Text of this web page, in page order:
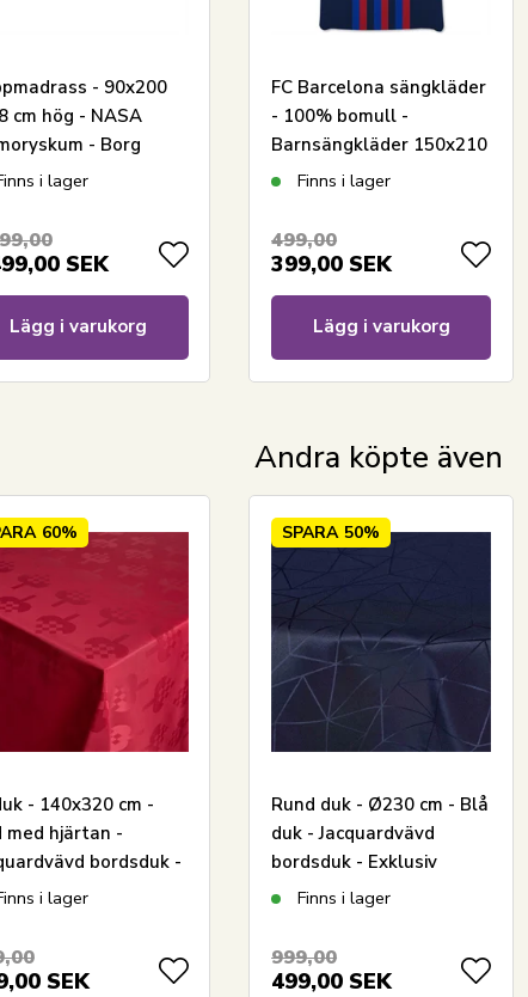
Se vårt stora utbud av konstgjorda växter
och blommor
Se vårt stora utbud av dekorationsföremål
till hemmet
Har du frågor om produkten?
- 90x200
cm hög - NASA
- Borg
- Ergonomisk
i lager
SEK
Lägg i varukorg
FC Barcelona sängkläder
- 100% bomull -
Barnsängkläder 150x210
cm - Fotbollssängkläder
Finns i lager
499,00
399,00 SEK
Lägg i varukorg
Andra köpte även
60%
- 140x320 cm -
med hjärtan -
bordsduk -
duk
i lager
SEK
SPARA 50%
Rund duk - Ø230 cm - Blå
duk - Jacquardvävd
bordsduk - Exklusiv
festduk
Finns i lager
999,00
499,00 SEK